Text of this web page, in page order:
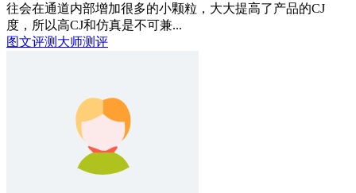
往会在通道内部增加很多的小颗粒，大大提高了产品的CJ
度，所以高CJ和仿真是不可兼...
图文评测 大师测评